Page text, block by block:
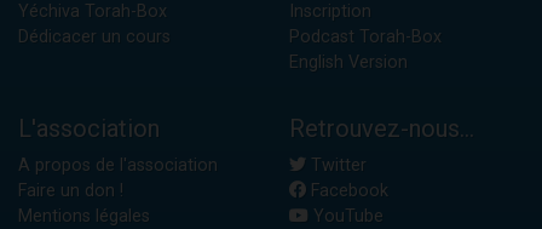
Yéchiva Torah-Box
Dédicacer un cours
Inscription
Podcast Torah-Box
English Version
L'association
A propos de l'association
Faire un don !
Mentions légales
Retrouvez-nous...
Twitter
Facebook
YouTube